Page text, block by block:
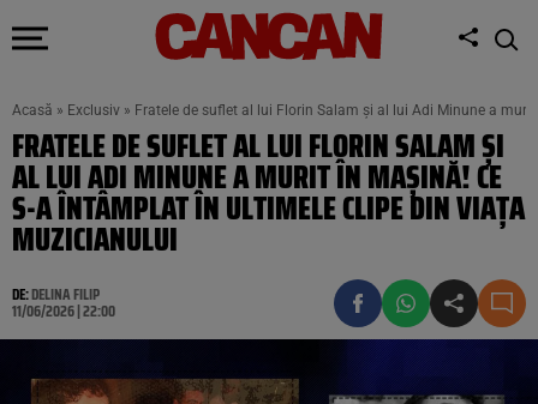
Acasă » Exclusiv » Fratele de suflet al lui Florin Salam și al lui Adi Minune a
FRATELE DE SUFLET AL LUI FLORIN SALAM ȘI
AL LUI ADI MINUNE A MURIT ÎN MAȘINĂ! CE
S-A ÎNTÂMPLAT ÎN ULTIMELE CLIPE DIN VIAȚA
MUZICIANULUI
DE:DELINA FILIP
11/06/2026 | 22:00